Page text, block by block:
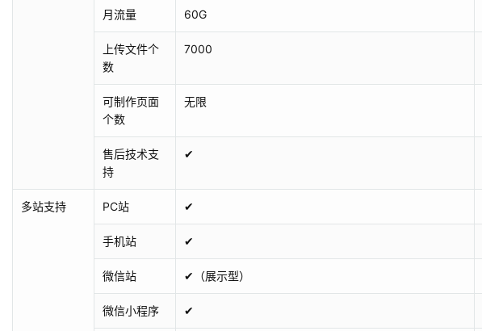
月流量 60G
上传文件个
数
7000
可制作页面
个数
无限
售后技术支
持
✔
多站支持 PC站 ✔
手机站 ✔
微信站 ✔（展示型）
微信小程序 ✔